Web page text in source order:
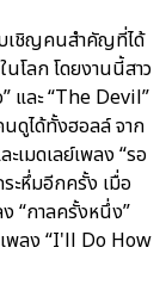
บเชิญคนสำคัญที่ได้
โลก โดยงานนี้สาว
และ “The Devil”
ดูได้ทั้งฮอลล์ จาก
เมดเลย์เพลง “รอ
ะหึ่มอีกครั้ง เมื่อ
“กาลครั้งหนึ่ง”
พลง “I'll Do How